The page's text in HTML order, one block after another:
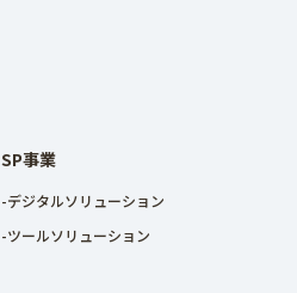
SP事業
-デジタルソリューション
-ツールソリューション